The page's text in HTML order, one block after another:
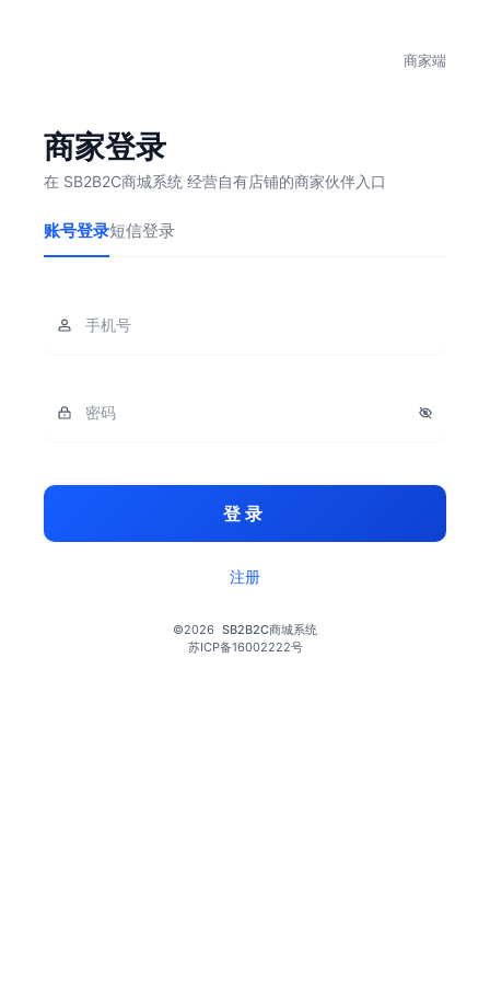
商家端
商家登录
在 SB2B2C商城系统 经营自有店铺的商家伙伴入口
账号登录短信登录
登录
注册
©2026 SB2B2C商城系统
苏ICP备16002222号